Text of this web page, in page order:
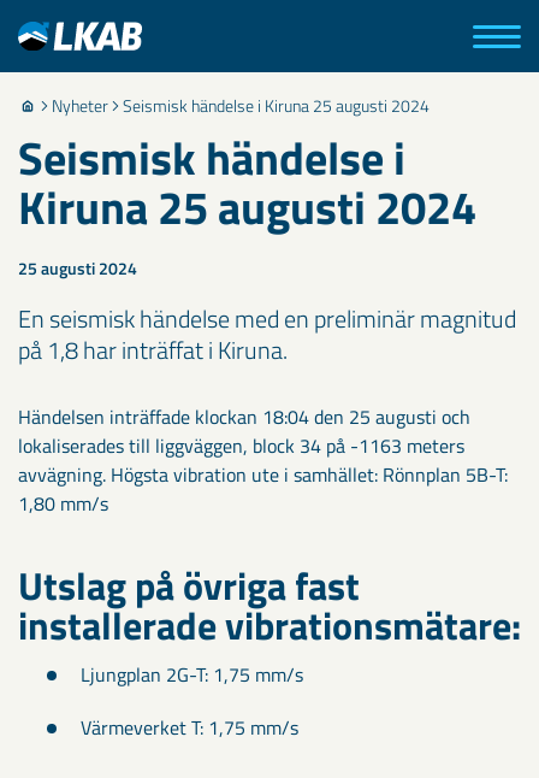
Nyheter Seismisk händelse i Kiruna 25 augusti 2024
Seismisk händelse i
Kiruna 25 augusti 2024
25 augusti 2024
En seismisk händelse med en preliminär magnitud
på 1,8 har inträffat i Kiruna.
Händelsen inträffade klockan 18:04 den 25 augusti och
lokaliserades till liggväggen, block 34 på -1163 meters
avvägning. Högsta vibration ute i samhället: Rönnplan 5B-T:
1,80 mm/s
Utslag på övriga fast
installerade vibrationsmätare:
Ljungplan 2G-T: 1,75 mm/s
Värmeverket T: 1,75 mm/s